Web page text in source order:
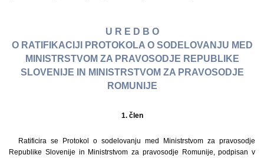
U R E D B O
O RATIFIKACIJI PROTOKOLA O SODELOVANJU MED
MINISTRSTVOM ZA PRAVOSODJE REPUBLIKE
SLOVENIJE IN MINISTRSTVOM ZA PRAVOSODJE
ROMUNIJE
1. člen
Ratificira se Protokol o sodelovanju med Ministrstvom za pravosodje
Republike Slovenije in Ministrstvom za pravosodje Romunije, podpisan v